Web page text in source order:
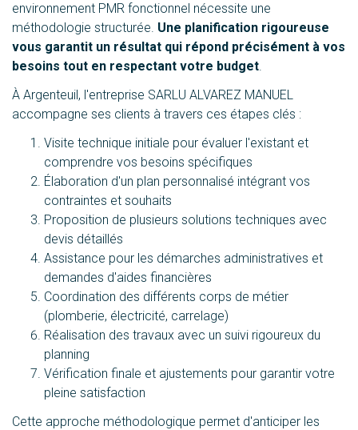
environnement PMR fonctionnel nécessite une
méthodologie structurée. Une planification rigoureuse
vous garantit un résultat qui répond précisément à vos
besoins tout en respectant votre budget.
À Argenteuil, l'entreprise SARLU ALVAREZ MANUEL
accompagne ses clients à travers ces étapes clés :
Visite technique initiale pour évaluer l'existant et
comprendre vos besoins spécifiques
Élaboration d'un plan personnalisé intégrant vos
contraintes et souhaits
Proposition de plusieurs solutions techniques avec
devis détaillés
Assistance pour les démarches administratives et
demandes d'aides financières
Coordination des différents corps de métier
(plomberie, électricité, carrelage)
Réalisation des travaux avec un suivi rigoureux du
planning
Vérification finale et ajustements pour garantir votre
pleine satisfaction
Cette approche méthodologique permet d'anticiper les